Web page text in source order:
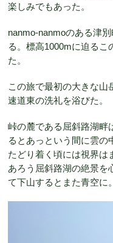
楽しみでもあった。
nanmo-nanmoのある津
る。標高1000mに迫るこ
た。
この旅で最初の大きな山
速道東の洗礼を浴びた。
峠の麓である屈斜路湖畔
るとあっという間に雲の
たどり着く頃には視界は
あろう屈斜路湖の絶景を
て下山するとまた青空に。